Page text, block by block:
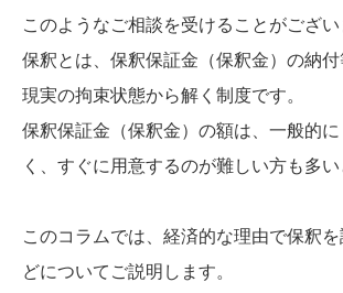
このようなご相談を受けることがござい
保釈とは、保釈保証金（保釈金）の納
現実の拘束状態から解く制度です。
保釈保証金（保釈金）の額は、一般的
く、すぐに用意するのが難しい方も多い
このコラムでは、経済的な理由で保釈
どについてご説明します。